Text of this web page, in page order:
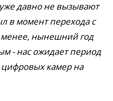
давно не вызывают
в момент перехода с
менее, нынешний год
- нас ожидает период
камер на